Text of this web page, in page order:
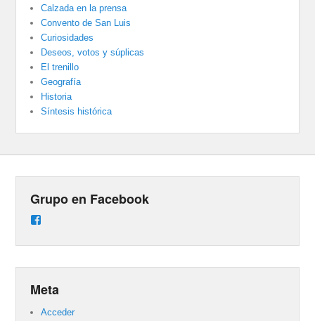
Calzada en la prensa
Convento de San Luis
Curiosidades
Deseos, votos y súplicas
El trenillo
Geografía
Historia
Síntesis histórica
Grupo en Facebook
en
Meta
Acceder